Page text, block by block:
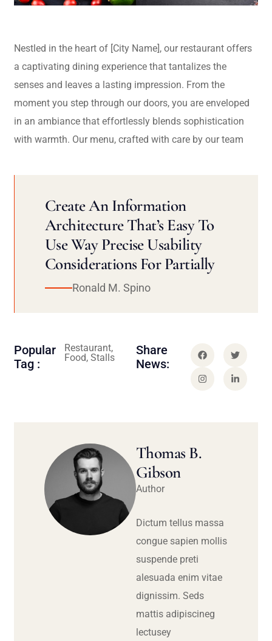
Nestled in the heart of [City Name], our restaurant offers
a captivating dining experience that tantalizes the
senses and leaves a lasting impression. From the
moment you step through our doors, you are enveloped
in an ambiance that effortlessly blends sophistication
with warmth. Our menu, crafted with care by our team
Create An Information
Architecture That’s Easy To
Use Way Precise Usability
Considerations For Partially
Ronald M. Spino
Popular
Tag :
Restaurant,
Food, Stalls
Share
News:
Thomas B.
Gibson
Author
Dictum tellus massa
congue sapien mollis
suspende preti
alesuada enim vitae
dignissim. Seds
mattis adipiscineg
lectusey